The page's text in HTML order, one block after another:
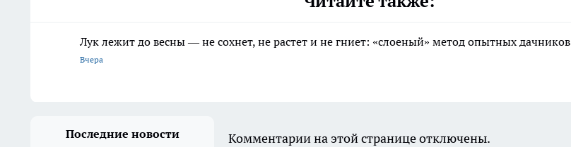
Лук лежит до весны — не сохнет, не растет и не гниет: «слоеный» метод опытных дачников
Вчера
Последние новости Комментарии на этой странице отключены.